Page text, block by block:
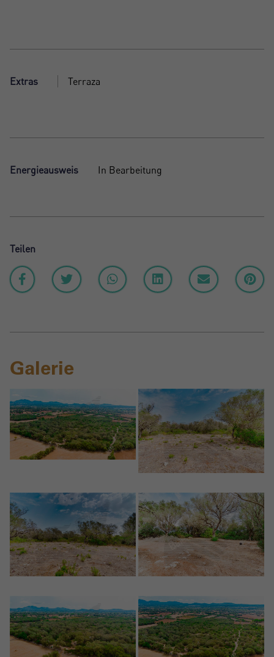
Extras Terraza
Energieausweis In Bearbeitung
Teilen
Galerie
Crear una cuenta